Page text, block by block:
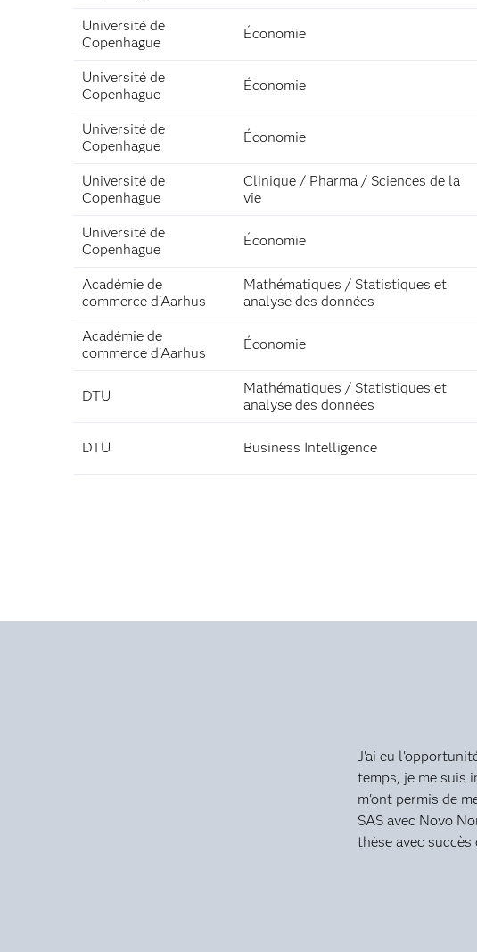
Université de
Copenhague
Économie
Université de
Copenhague
Économie
Université de
Copenhague
Économie
Université de
Copenhague
Clinique / Pharma / Sciences de la
vie
Université de
Copenhague
Économie
Académie de
commerce d'Aarhus
Mathématiques / Statistiques et
analyse des données
Académie de
commerce d'Aarhus
Économie
DTU
Mathématiques / Statistiques et
analyse des données
DTU Business Intelligence
J'ai eu
temps, je me suis
m'ont permis de
SAS avec Novo
thèse avec